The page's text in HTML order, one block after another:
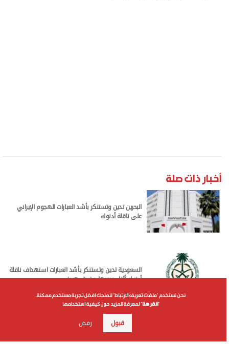
البحرين تدين وتستنكر بأشد العبارات الهجوم الإيراني
على ناقلة أدنوك
نحن نستخدم "ملفات تعريف الارتباط" لنمنحك افضل تجربة مستخدم ممكنة.
انقر هنا" لمعرفة المزيد حول كيفية استخدامها
قبول رفض